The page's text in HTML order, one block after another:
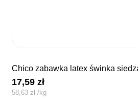
chico zabawka latex świnka
17,59zł
58,63zł /kg